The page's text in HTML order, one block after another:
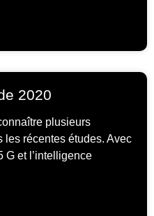
2020
plusieurs
les récentes études. Avec
G et l’intelligence